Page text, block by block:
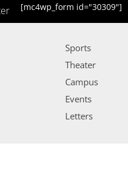
[mc4wp_form id="30309"]
Sports
Theater
Campus
Events
Letters